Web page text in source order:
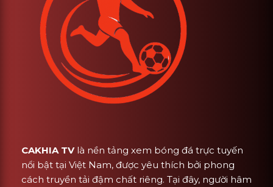
CAKHIA TVlà nền tảng xem bóng đá trực tuyến
nổi bật tại Việt Nam, được yêu thích bởi phong
cách truyền tải đậm chất riêng. Tại đây, người hâm